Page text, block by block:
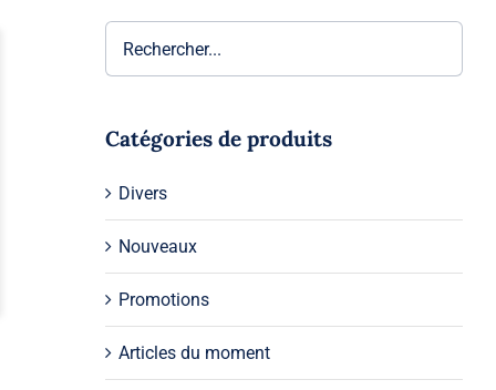
Catégories de produits
Divers
Nouveaux
Promotions
Articles du moment